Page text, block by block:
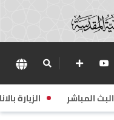
البث المباشر الزيارة